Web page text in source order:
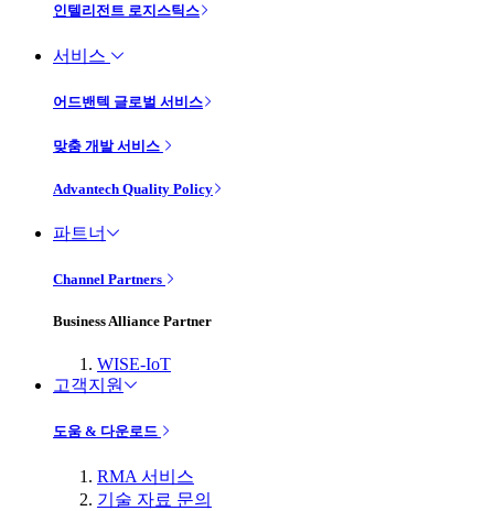
인텔리전트 로지스틱스
서비스
어드밴텍 글로벌 서비스
맞춤 개발 서비스
Advantech Quality Policy
파트너
Channel Partners
Business Alliance Partner
WISE-IoT
고객지원
도움 & 다운로드
RMA 서비스
기술 자료 문의